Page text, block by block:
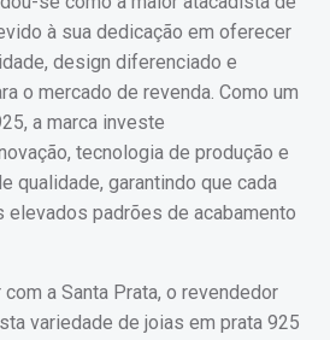
à sua dedicação em oferecer
design diferenciado e
o mercado de revenda. Como um
a marca investe
tecnologia de produção e
qualidade, garantindo que cada
elevados padrões de acabamento
a Santa Prata, o revendedor
variedade de joias em prata 925